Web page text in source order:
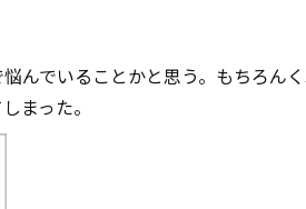
んでいることかと思う。もちろん
まった。